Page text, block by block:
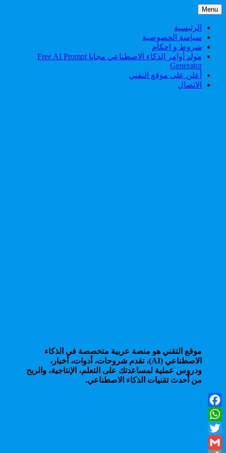
Skip
to
content
Menu
الرئيسية
سياسة الخصوصية
شروط و احكام
مولد أوامر الذكاء الاصطناعي مجانا Free AI Prompt
Generator
أعلن على موقع التقني
الاتصال
موقع التقني هو منصة عربية متخصصة في الذكاء
الاصطناعي (AI)، تقدم شروحات، أدوات، أخبار،
ودروس عملية لمساعدتك على التعلم، الإنتاجية، والربح
من أحدث تقنيات الذكاء الاصطناعي.
Facebook
WhatsApp
Twitter